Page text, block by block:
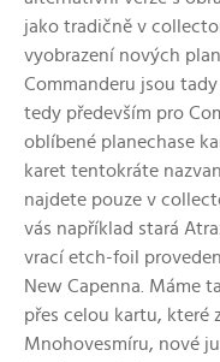
jako tradičně v
vyobrazení nových
Commanderu jsou
tedy především pro
oblíbené planechase
karet tentokráte
najdete pouze v
vás například stará
vrací etch-foil
New Capenna. Máme
přes celou kartu, které
Mnohovesmíru, nové